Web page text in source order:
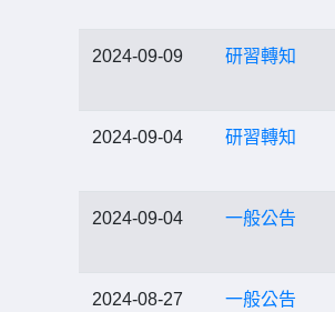
2024-09-09 研習轉知
2024-09-04 研習轉知
2024-09-04 一般公告
2024-08-27 一般公告